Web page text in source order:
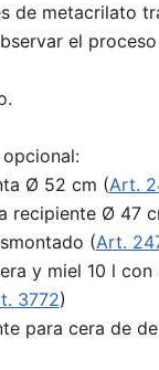
de metacrilato
el
Ø 52 cm (Art.
recipiente Ø 47
(Art.
y miel 10 l con
3772)
para cera de